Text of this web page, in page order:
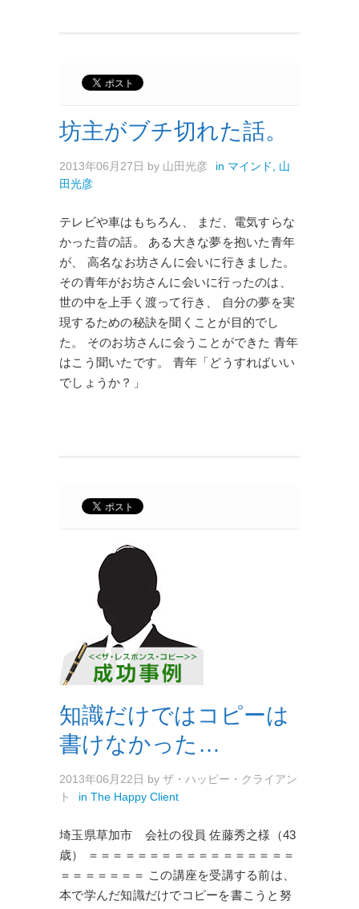
坊主がブチ切れた話。
2013年06月27日 by 山田光彦 in マインド
山
田光彦
テレビや車はもちろん、 まだ、電気すらな
かった昔の話。 ある大きな夢を抱いた青年
が、 高名なお坊さんに会いに行きました。
その青年がお坊さんに会いに行ったのは、
世の中を上手く渡って行き、 自分の夢を実
現するための秘訣を聞くことが目的でし
た。 そのお坊さんに会うことができた 青年
はこう聞いたです。 青年「どうすればいい
でしょうか？」
知識だけではコピーは
書けなかった…
2013年06月22日 by ザ・ハッピー・クライアン
ト
in The Happy Client
埼玉県草加市 会社の役員 佐藤秀之様（43
歳） ＝＝＝＝＝＝＝＝＝＝＝＝＝＝＝＝＝
＝＝＝＝＝＝＝ この講座を受講する前は、
本で学んだ知識だけでコピーを書こうと努